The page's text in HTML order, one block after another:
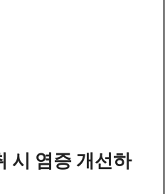
시 염증 개선하